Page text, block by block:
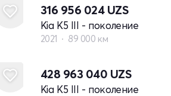
316 956 024 UZS
Kia K5 III - поколение
2021 89 000 км
428 963 040 UZS
Kia K5 III - поколение